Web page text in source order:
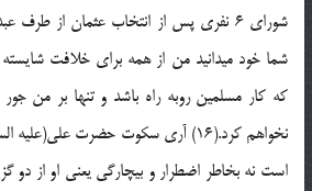
شوراي 6 نفري پس از انتخاب عثمان از
شما خود ميدانيد من از همه براي خلافت
كه كار مسلمين روبه راه باشد و تنها بر من
نخواهم كرد.(16) آري سكوت حضرت
است نه بخاطر اضطرار و بيچارگي يعني او از